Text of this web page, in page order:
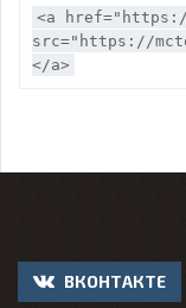
<a
src="https://
</a>
ВКОНТАКТЕ